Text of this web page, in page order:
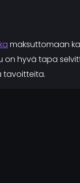
maksuttomaan
on hyvä tapa
tavoitteita.